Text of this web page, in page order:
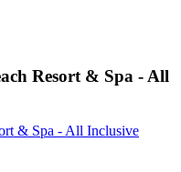
Resort & Spa - All
& Spa - All Inclusive